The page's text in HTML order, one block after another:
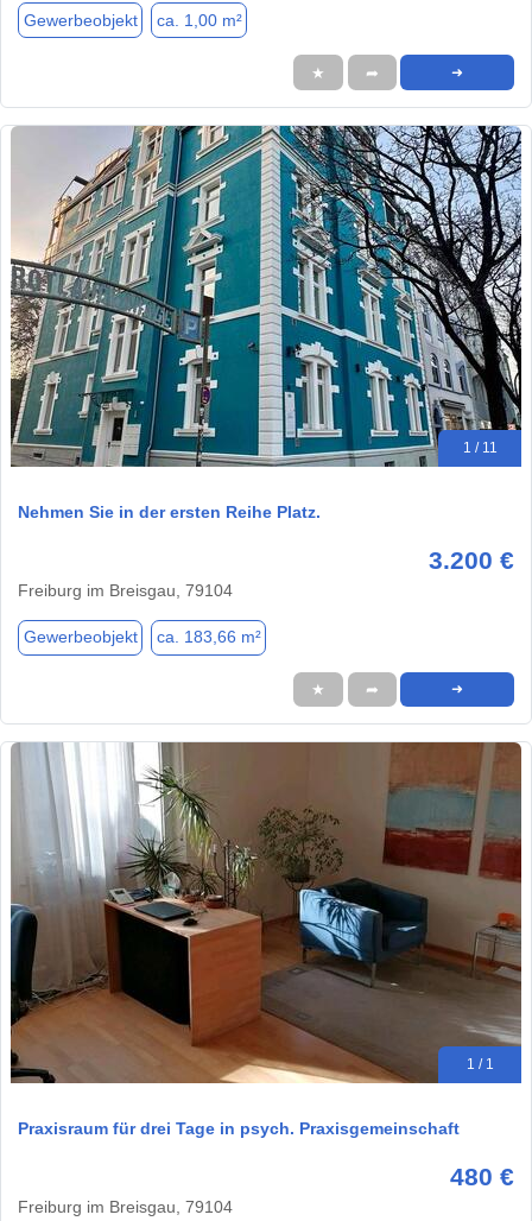
Gewerbeobjekt ca. 1,00 m²
★ ➦ ➜
1 / 11
Nehmen Sie in der ersten Reihe Platz.
3.200 €
Freiburg im Breisgau, 79104
Gewerbeobjekt ca. 183,66 m²
★ ➦ ➜
1 / 1
Praxisraum für drei Tage in psych. Praxisgemeinschaft
480 €
Freiburg im Breisgau, 79104